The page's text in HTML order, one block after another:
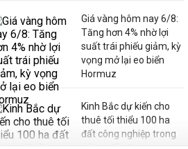
Giá vàng hôm nay 6/8:
Tăng hơn 4% nhờ lợi
suất trái phiếu giảm, kỳ
vọng mở lại eo biển
Hormuz
Kinh Bắc dự kiến cho
thuê tối thiểu 100 ha
đất công nghiệp trong